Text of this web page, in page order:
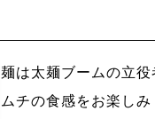
麺は太麺ブームの立
ムチの食感をお楽しみ